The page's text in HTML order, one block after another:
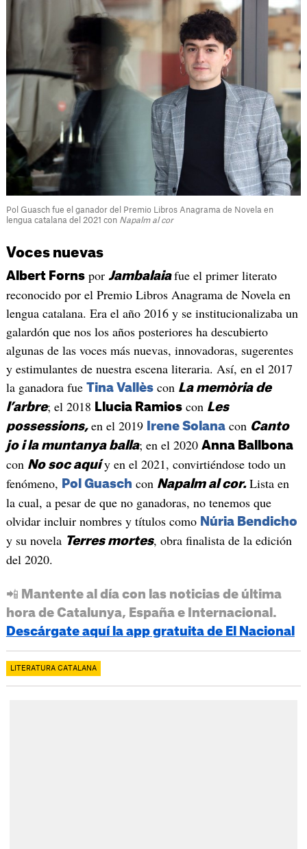
Pol Guasch fue el ganador del Premio Libros Anagrama de Novela en
lengua catalana del 2021 con Napalm al cor
Voces nuevas
Albert Fornspor Jambalaia fue el primer literato
reconocido por el Premio Libros Anagrama de Novela en
lengua catalana. Era el año 2016 y se institucionalizaba un
galardón que nos los años posteriores ha descubierto
algunas de las voces más nuevas, innovadoras, sugerentes
y estimulantes de nuestra escena literaria. Así, en el 2017
la ganadora fue Tina Vallèscon La memòria de
l’arbre; el 2018 Llucia Ramioscon Les
possessions, en el 2019 Irene Solanacon Canto
jo i la muntanya balla; en el 2020 Anna Ballbona
con No soc aquíy en el 2021, convirtiéndose todo un
fenómeno, Pol Guasch con Napalm al cor. Lista en
la cual, a pesar de que no ganadoras, no tenemos que
olvidar incluir nombres y títulos como Núria Bendicho
y su novela Terres mortes, obra finalista de la edición
del 2020.
📲 Mantente al día con las noticias de última
hora de Catalunya, España e Internacional.
Descárgate aquí la app gratuita de El Nacional
LITERATURA CATALANA